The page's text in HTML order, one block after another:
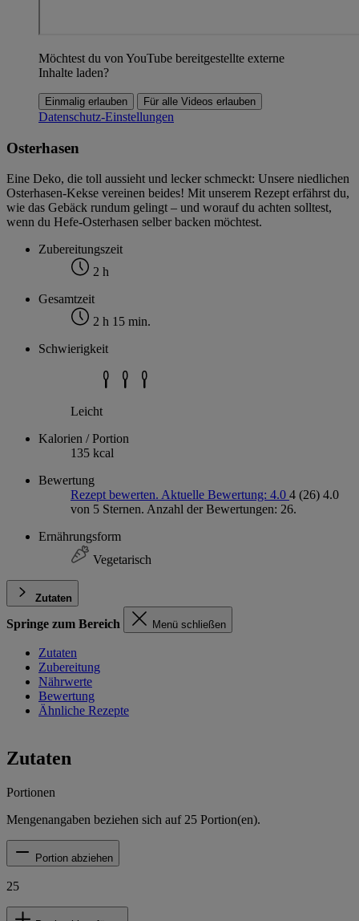
Möchtest du von YouTube bereitgestellte externe
Inhalte laden?
Einmalig erlauben Für alle Videos erlauben
Datenschutz-Einstellungen
Osterhasen
Eine Deko, die toll aussieht und lecker schmeckt: Unsere niedlichen
Osterhasen-Kekse vereinen beides! Mit unserem Rezept erfährst du,
wie das Gebäck rundum gelingt – und worauf du achten solltest,
wenn du Hefe-Osterhasen selber backen möchtest.
Zubereitungszeit
2 h
Gesamtzeit
2 h 15 min.
Schwierigkeit
Leicht
Kalorien / Portion
135 kcal
Bewertung
Rezept bewerten. Aktuelle Bewertung: 4.0 4 (26) 4.0
von 5 Sternen. Anzahl der Bewertungen: 26.
Ernährungsform
Vegetarisch
Zutaten
Springe zum Bereich Menü schließen
Zutaten
Zubereitung
Nährwerte
Bewertung
Ähnliche Rezepte
Zutaten
Portionen
Mengenangaben beziehen sich auf 25 Portion(en).
Portion abziehen
25